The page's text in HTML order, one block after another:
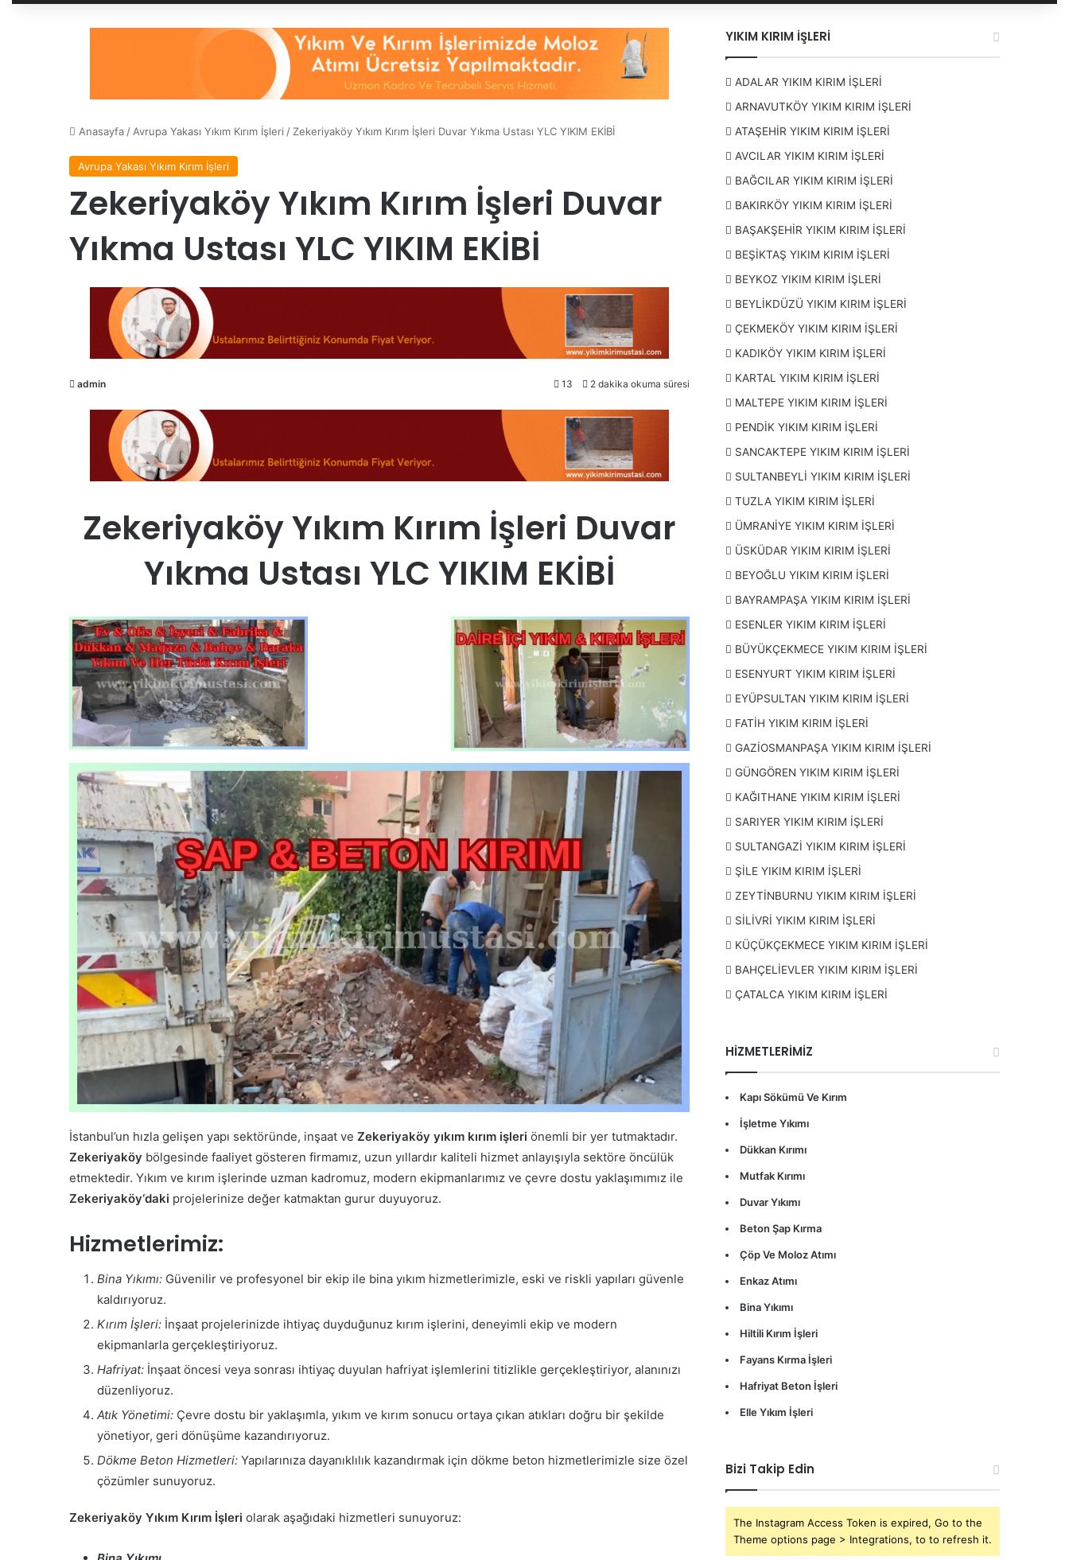
Anasayfa / Avrupa Yakası Yıkım Kırım İşleri / Zekeriyaköy Yıkım Kırım İşleri Duvar Yıkma Ustası YLC YIKIM EKİBİ
Avrupa Yakası Yıkım Kırım İşleri
Zekeriyaköy Yıkım Kırım İşleri Duvar
Yıkma Ustası YLC YIKIM EKİBİ
admin 13 2 dakika okuma süresi
Zekeriyaköy Yıkım Kırım İşleri Duvar
Yıkma Ustası YLC YIKIM EKİBİ
İstanbul’un hızla gelişen yapı sektöründe, inşaat ve Zekeriyaköy yıkım kırım işleri önemli bir yer tutmaktadır.
Zekeriyaköy bölgesinde faaliyet gösteren firmamız, uzun yıllardır kaliteli hizmet anlayışıyla sektöre öncülük
etmektedir. Yıkım ve kırım işlerinde uzman kadromuz, modern ekipmanlarımız ve çevre dostu yaklaşımımız ile
Zekeriyaköy‘daki projelerinize değer katmaktan gurur duyuyoruz.
Hizmetlerimiz:
Bina Yıkımı: Güvenilir ve profesyonel bir ekip ile bina yıkım hizmetlerimizle, eski ve riskli yapıları güvenle
kaldırıyoruz.
Kırım İşleri: İnşaat projelerinizde ihtiyaç duyduğunuz kırım işlerini, deneyimli ekip ve modern
ekipmanlarla gerçekleştiriyoruz.
Hafriyat: İnşaat öncesi veya sonrası ihtiyaç duyulan hafriyat işlemlerini titizlikle gerçekleştiriyor, alanınızı
düzenliyoruz.
Atık Yönetimi: Çevre dostu bir yaklaşımla, yıkım ve kırım sonucu ortaya çıkan atıkları doğru bir şekilde
yönetiyor, geri dönüşüme kazandırıyoruz.
Dökme Beton Hizmetleri: Yapılarınıza dayanıklılık kazandırmak için dökme beton hizmetlerimizle size özel
çözümler sunuyoruz.
Zekeriyaköy Yıkım Kırım İşleri olarak aşağıdaki hizmetleri sunuyoruz:
YIKIM KIRIM İŞLERİ
ADALAR YIKIM KIRIM İŞLERİ
ARNAVUTKÖY YIKIM KIRIM İŞLERİ
ATAŞEHİR YIKIM KIRIM İŞLERİ
AVCILAR YIKIM KIRIM İŞLERİ
BAĞCILAR YIKIM KIRIM İŞLERİ
BAKIRKÖY YIKIM KIRIM İŞLERİ
BAŞAKŞEHİR YIKIM KIRIM İŞLERİ
BEŞİKTAŞ YIKIM KIRIM İŞLERİ
BEYKOZ YIKIM KIRIM İŞLERİ
BEYLİKDÜZÜ YIKIM KIRIM İŞLERİ
ÇEKMEKÖY YIKIM KIRIM İŞLERİ
KADIKÖY YIKIM KIRIM İŞLERİ
KARTAL YIKIM KIRIM İŞLERİ
MALTEPE YIKIM KIRIM İŞLERİ
PENDİK YIKIM KIRIM İŞLERİ
SANCAKTEPE YIKIM KIRIM İŞLERİ
SULTANBEYLİ YIKIM KIRIM İŞLERİ
TUZLA YIKIM KIRIM İŞLERİ
ÜMRANİYE YIKIM KIRIM İŞLERİ
ÜSKÜDAR YIKIM KIRIM İŞLERİ
BEYOĞLU YIKIM KIRIM İŞLERİ
BAYRAMPAŞA YIKIM KIRIM İŞLERİ
ESENLER YIKIM KIRIM İŞLERİ
BÜYÜKÇEKMECE YIKIM KIRIM İŞLERİ
ESENYURT YIKIM KIRIM İŞLERİ
EYÜPSULTAN YIKIM KIRIM İŞLERİ
FATİH YIKIM KIRIM İŞLERİ
GAZİOSMANPAŞA YIKIM KIRIM İŞLERİ
GÜNGÖREN YIKIM KIRIM İŞLERİ
KAĞITHANE YIKIM KIRIM İŞLERİ
SARIYER YIKIM KIRIM İŞLERİ
SULTANGAZİ YIKIM KIRIM İŞLERİ
ŞİLE YIKIM KIRIM İŞLERİ
ZEYTİNBURNU YIKIM KIRIM İŞLERİ
SİLİVRİ YIKIM KIRIM İŞLERİ
KÜÇÜKÇEKMECE YIKIM KIRIM İŞLERİ
BAHÇELİEVLER YIKIM KIRIM İŞLERİ
ÇATALCA YIKIM KIRIM İŞLERİ
HİZMETLERİMİZ
Kapı Sökümü Ve Kırım
İşletme Yıkımı
Dükkan Kırımı
Mutfak Kırımı
Duvar Yıkımı
Beton Şap Kırma
Çöp Ve Moloz Atımı
Enkaz Atımı
Bina Yıkımı
Hiltili Kırım İşleri
Fayans Kırma İşleri
Hafriyat Beton İşleri
Elle Yıkım İşleri
Bizi Takip Edin
The Instagram Access Token is expired, Go to the
Theme options page > Integrations, to to refresh it.